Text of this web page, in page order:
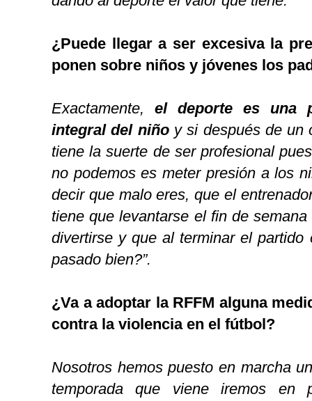
¿Puede llegar a ser excesiva la
ponen sobre niños y jóvenes los
Exactamente, el deporte es una
integral del niñoy si después de un
tiene la suerte de ser profesional
no podemos es meter presión a los
decir que malo eres, que el
tiene que levantarse el fin de
divertirse y que al terminar el partido
pasado bien?”.
¿Va a adoptar la RFFM alguna
contra la violencia en el fútbol?
Nosotros hemos puesto en marcha
temporada que viene iremos en